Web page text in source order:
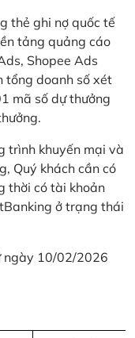
thẻ ghi nợ quốc tế
tảng quảng cáo
Shopee Ads
tổng doanh số xét
mã số dự thưởng
trình khuyến mại và
Quý khách cần có
thời có tài khoản
ở trạng thái
ngày 10/02/2026